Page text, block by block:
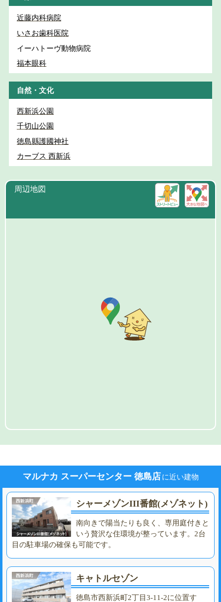
近藤内科病院
いさお歯科医院
イーハトーヴ動物病院
福本眼科
自然・文化
西新浜公園
千切山公園
徳島縣護國神社
カーブス 西新浜
周辺地図
マルナカ スーパーセンター 徳島店 に近い建物
シャーメゾンIII番館(メゾネット)
南向きで陽当たりも良く、専用庭付きと
いう贅沢な住環境が整っています。2台
目の駐車場の確保も可能です。
キャトルセゾン
徳島市西新浜町2丁目3-11-2に位置す